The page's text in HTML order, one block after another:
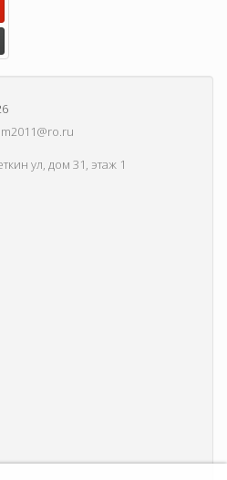
ул, дом 31, этаж 1